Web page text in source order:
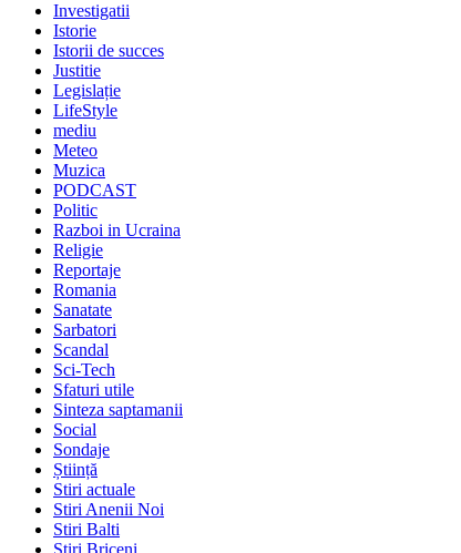
Investigatii
Istorie
Istorii de succes
Justitie
Legislație
LifeStyle
mediu
Meteo
Muzica
PODCAST
Politic
Razboi in Ucraina
Religie
Reportaje
Romania
Sanatate
Sarbatori
Scandal
Sci-Tech
Sfaturi utile
Sinteza saptamanii
Social
Sondaje
Știință
Stiri actuale
Stiri Anenii Noi
Stiri Balti
Stiri Briceni